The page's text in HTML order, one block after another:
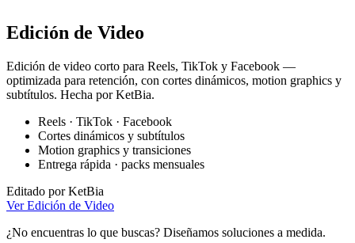
Edición de Video
Edición de video corto para Reels, TikTok y Facebook —
optimizada para retención, con cortes dinámicos, motion graphics y
subtítulos. Hecha por KetBia.
Reels · TikTok · Facebook
Cortes dinámicos y subtítulos
Motion graphics y transiciones
Entrega rápida · packs mensuales
Editado por KetBia
Ver Edición de Video
¿No encuentras lo que buscas? Diseñamos soluciones a medida.